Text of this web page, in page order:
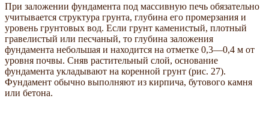
При заложении фундамента под массивную печь обязательно
учитывается структура грунта, глубина его промерзания и
уровень грунтовых вод. Если грунт каменистый, плотный
гравелистый или песчаный, то глубина заложения
фундамента небольшая и находится на отметке 0,3—0,4 м от
уровня почвы. Сняв растительный слой, основание
фундамента укладывают на коренной грунт (рис. 27).
Фундамент обычно выполняют из кирпича, бутового камня
или бетона.